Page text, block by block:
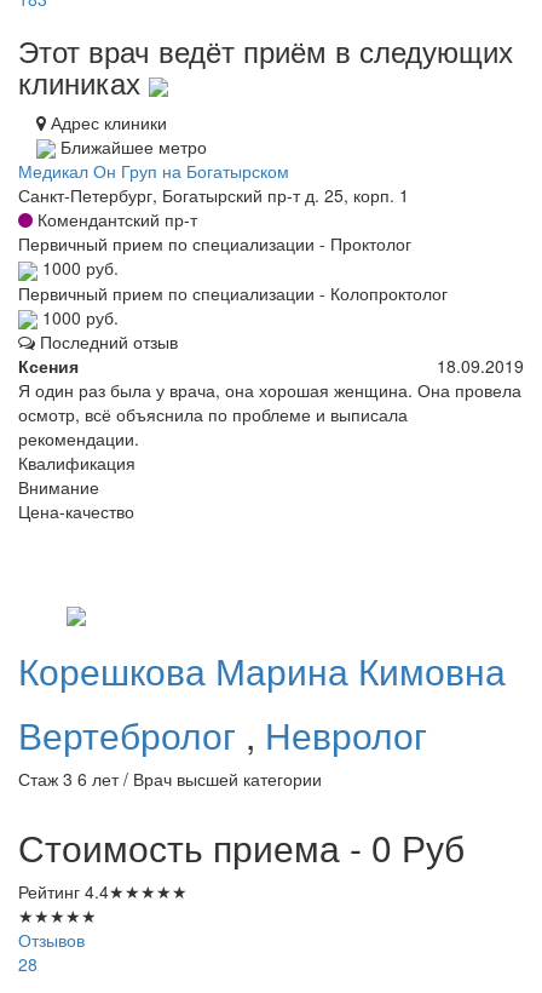
Этот врач ведёт приём в следующих
клиниках
Адрес клиники
Ближайшее метро
Медикал Он Груп на Богатырском
Санкт-Петербург, Богатырский пр-т д. 25, корп. 1
Комендантский пр-т
Первичный прием по специализации - Проктолог
1000 руб.
Первичный прием по специализации - Колопроктолог
1000 руб.
Последний отзыв
Ксения
18.09.2019
Я один раз была у врача, она хорошая женщина. Она провела
осмотр, всё объяснила по проблеме и выписала
рекомендации.
Квалификация
Внимание
Цена-качество
Корешкова Марина Кимовна
Вертебролог , Невролог
Стаж 3 6 лет / Врач высшей категории
Стоимость приема - 0 Руб
Рейтинг 4.4★★★★★
★★★★★
Отзывов
28